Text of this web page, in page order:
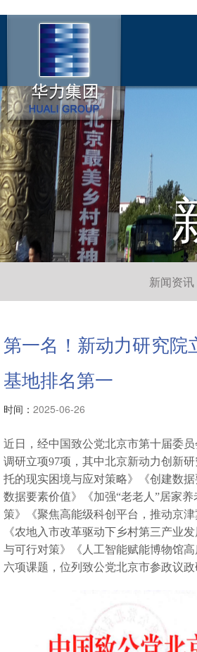
新闻资讯
第一名！新动力研究
基地排名第一
时间： 2025-06-26
近日，经中国致公党北京市第十届委
调研立项97项，其中北京新动力创新
托的现实困境与应对策略》《创建数
数据要素价值》《加强“老老人”居家
策》《聚焦高能级科创平台，推动京
《农地入市改革驱动下乡村第三产业
与可行对策》《 人工智能赋能博物馆
六项课题，位列致公党北京市参政议政